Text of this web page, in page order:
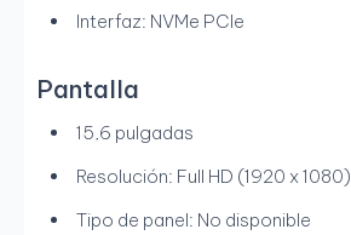
Interfaz: NVMe PCIe
Pantalla
15,6 pulgadas
Resolución: Full HD (1920 x 1080)
Tipo de panel: No disponible